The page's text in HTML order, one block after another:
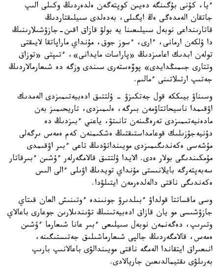
ءيا، كۇنى بۇگىنگە دەيىن كوپتەگەن ەلدەردىڭ وكىلى الىپ
جاتقان الەمدەگى ەڭ ايگىلى، بەدەلدى سىيلىقتاردىڭ
قاتارىنداعى نوبەل سىيلىعىنا يە بولۋ قازاق اقىن-جازۋشىلارىنىڭ
دا ۇلكەن ارمانى، ءارى، ءسوز جوق، مۇنداي ماراپاتقا لايىقتى
تولەن ابدىك اعامىزدىڭ «پاراسات مايدانى»، ءتىپتى «توزاق
وتتارى جىمىڭدايدى» پوۆەستەرى سىندى وزگە دە شىعارمالاردىڭ
جەتىپ ارتىلاتىنى ءمالىم.
وسىناۋ بيىككە قول جەتكىزۋ - ۇلتتىق ادەبيەتىمىزدى الەمدىك
اۋقىمدا ناسيحاتتاۋمەن بىرگە، ەلىمىزدى، تاريحىمىز بەن
مادەنيەتىمىزدى تەرەڭىنەن تانىتۋ، ياعني ءبىزدىڭ دە
دۇنيەجۇزىلىك قوعامداستىقتىڭ ەشكىمنەن كەم ەمەس ىرگەلى
مۇشەسى ەكەندىگىمىزدى مويىنداتۋدىڭ تاعى ءبىر اۋقىمدى
مۇمكىندىگى بولار ەدى. الايدا ۇلتتىق قالامگەرلەر ءۇشىن ءبىرقاتار
سەبەپتەرگە بايلانىستى مۇنداي تويدىڭ اۋىلى ءالى الىس
ەكەندىگى ناقتى دالەلدەرمەن ايتىلۋدا.
وسى ماقساتتا قولداۋ ءبىلدىرۋ جونىندە ءوتىنىش العان قىتاي
جازۋشىسى مو يان قازاق ادەبيەتىنىڭ تۋىندىلارىن جوعارى باعالاي
وتىرىپ، دەگەنمەن نوبەل سىيلىعى ءبىر عانا شىعارما ءۇشىن
ەمەس، قالامگەردىڭ جالپى شىعارماشىلىق جەتىستىگىنە،
انىعىراق ايتقاندا الەمگە ناقتى مويىندالۋى باعالانىپ بارىپ
بەرىلۋى ىقتيمالدىعىن جاريالادى.